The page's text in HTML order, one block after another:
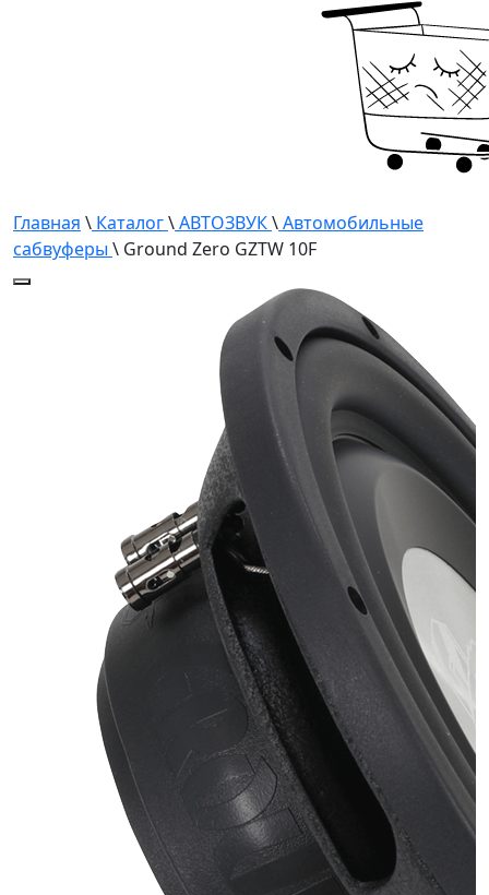
Главная \ Каталог\АВТОЗВУК\Автомобильные
сабвуферы \ Ground Zero GZTW 10F